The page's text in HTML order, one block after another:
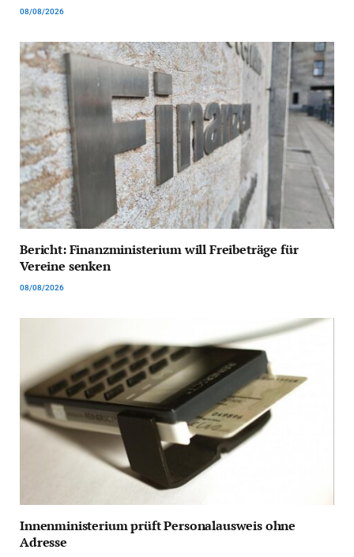
08/08/2026
Bericht: Finanzministerium will Freibeträge für
Vereine senken
08/08/2026
Innenministerium prüft Personalausweis ohne
Adresse